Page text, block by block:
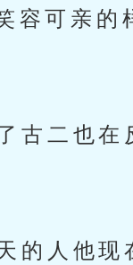
容可亲的
二也在
人他现